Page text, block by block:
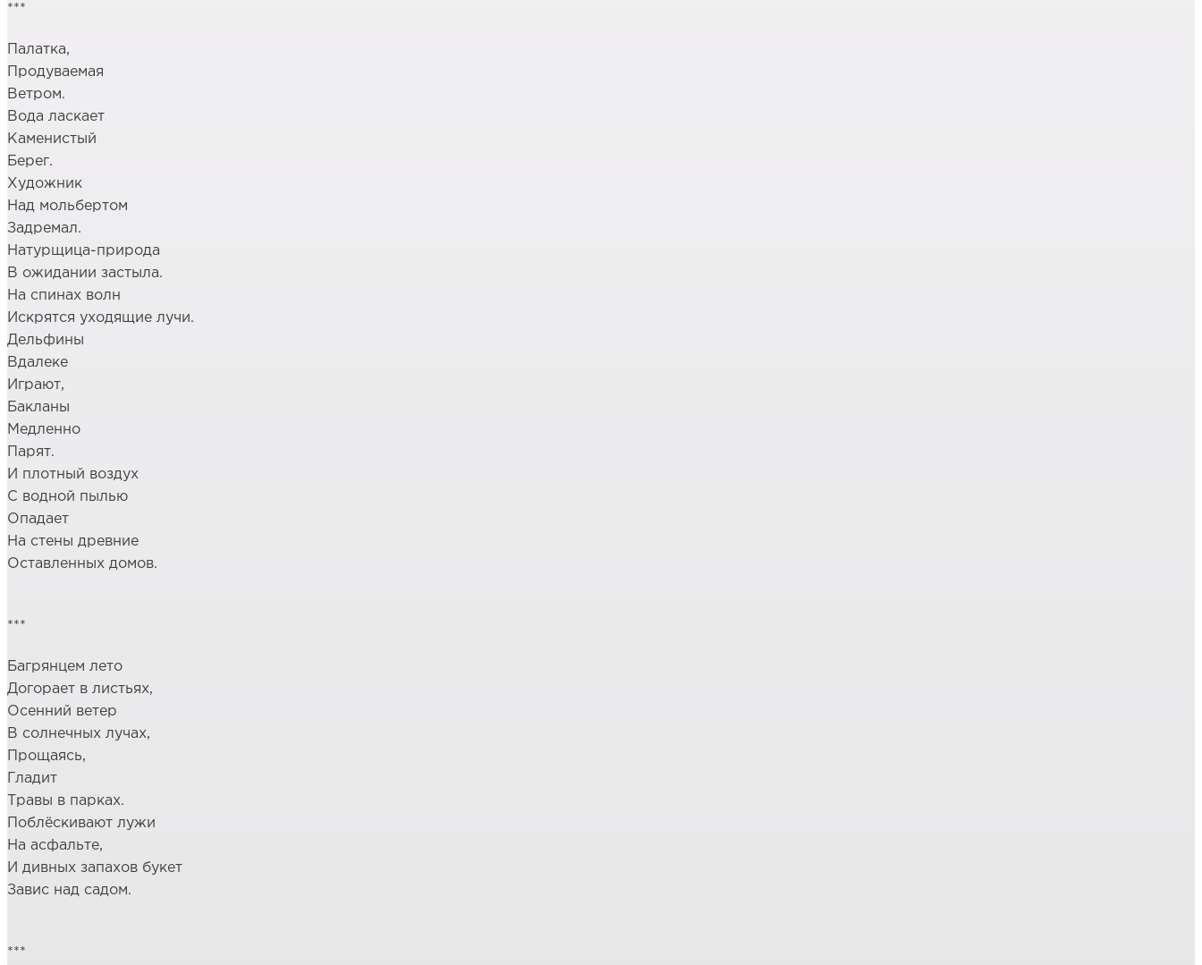
***
Палатка,
Продуваемая
Ветром.
Вода ласкает
Каменистый
Берег.
Художник
Над мольбертом
Задремал.
Натурщица-природа
В ожидании застыла.
На спинах волн
Искрятся уходящие лучи.
Дельфины
Вдалеке
Играют,
Бакланы
Медленно
Парят.
И плотный воздух
С водной пылью
Опадает
На стены древние
Оставленных домов.
***
Багрянцем лето
Догорает в листьях,
Осенний ветер
В солнечных лучах,
Прощаясь,
Гладит
Травы в парках.
Поблёскивают лужи
На асфальте,
И дивных запахов букет
Завис над садом.
***